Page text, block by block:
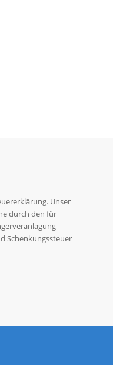
Unser
durch den für
Schenkungssteuer